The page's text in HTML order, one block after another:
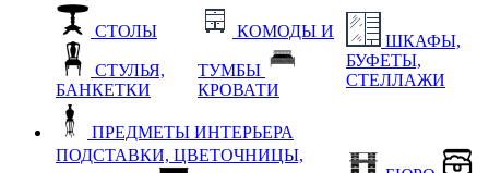
СТОЛЫ
СТУЛЬЯ,
БАНКЕТКИ
КОМОДЫ И
ТУМБЫ
КРОВАТИ
ШКАФЫ,
БУФЕТЫ,
СТЕЛЛАЖИ
ПРЕДМЕТЫ ИНТЕРЬЕРА
ПОДСТАВКИ, ЦВЕТОЧНИЦЫ,